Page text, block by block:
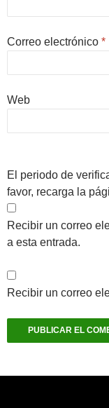
Correo electrónico *
Web
El periodo de
favor, recarga la
Recibir un correo
a esta entrada.
Recibir un correo